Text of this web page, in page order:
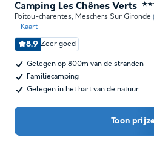
Camping Les Chênes Verts
Poitou-charentes, Meschers Sur Gironde
Kaart
8.9 Zeer goed
Gelegen op 800m van de stranden
Familiecamping
Gelegen in het hart van de natuur
Toon